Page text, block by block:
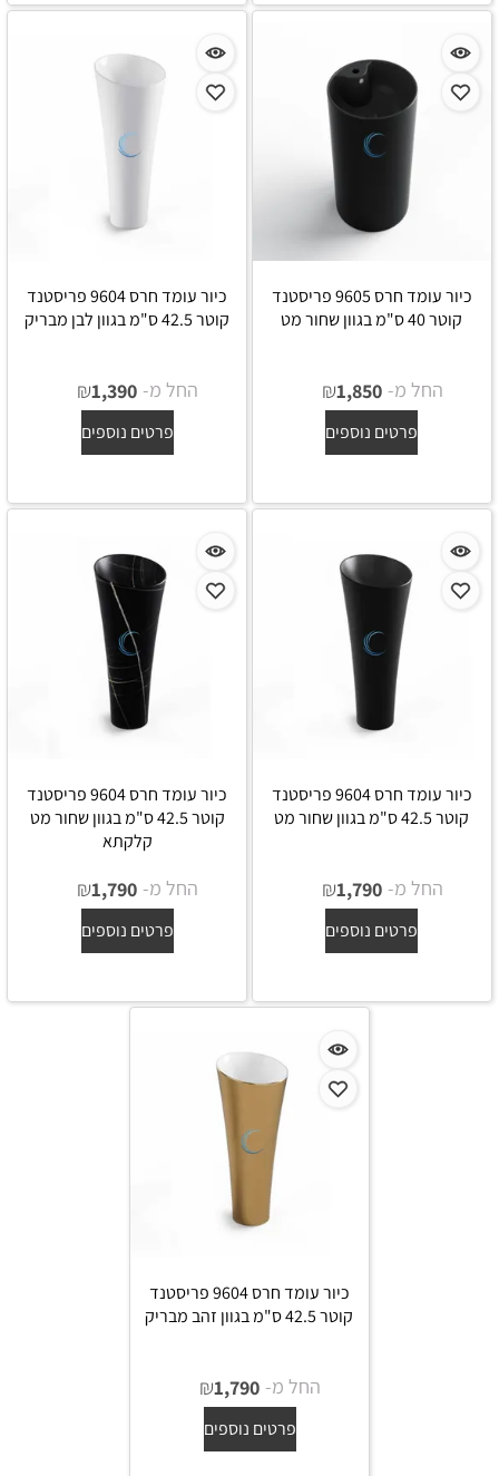
כיור עומד חרס 9605 פריסטנד
קוטר 40 ס"מ בגוון שחור מט
החל מ- ₪1,850
פרטים נוספים
כיור עומד חרס 9604 פריסטנד
קוטר 42.5 ס"מ בגוון לבן מבריק
החל מ- ₪1,390
פרטים נוספים
כיור עומד חרס 9604 פריסטנד
קוטר 42.5 ס"מ בגוון שחור מט
החל מ- ₪1,790
פרטים נוספים
כיור עומד חרס 9604 פריסטנד
קוטר 42.5 ס"מ בגוון שחור מט
קלקתא
החל מ- ₪1,790
פרטים נוספים
כיור עומד חרס 9604 פריסטנד
קוטר 42.5 ס"מ בגוון זהב מבריק
החל מ- ₪1,790
פרטים נוספים